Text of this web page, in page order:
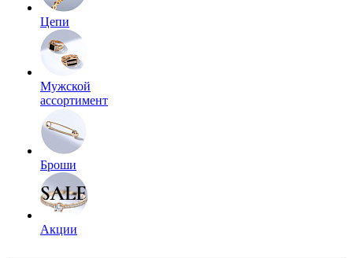
Цепи
Мужской
ассортимент
Броши
Акции